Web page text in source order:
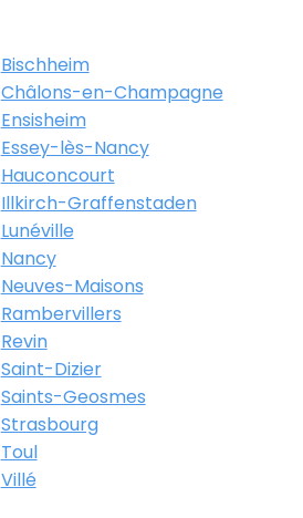
Bischheim
Châlons-en-Champagne
Ensisheim
Essey-lès-Nancy
Hauconcourt
Illkirch-Graffenstaden
Lunéville
Nancy
Neuves-Maisons
Rambervillers
Revin
Saint-Dizier
Saints-Geosmes
Strasbourg
Toul
Villé